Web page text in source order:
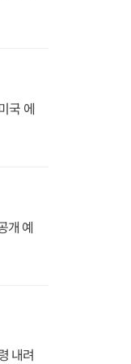
국 에
개 예
내려